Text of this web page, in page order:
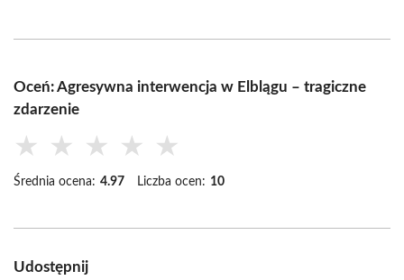
Oceń: Agresywna interwencja w Elblągu – tragiczne
zdarzenie
★ ★ ★ ★ ★
Średnia ocena: 4.97 Liczba ocen: 10
Udostępnij